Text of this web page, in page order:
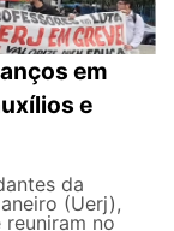
em
e
da
(Uerj),
reuniram no